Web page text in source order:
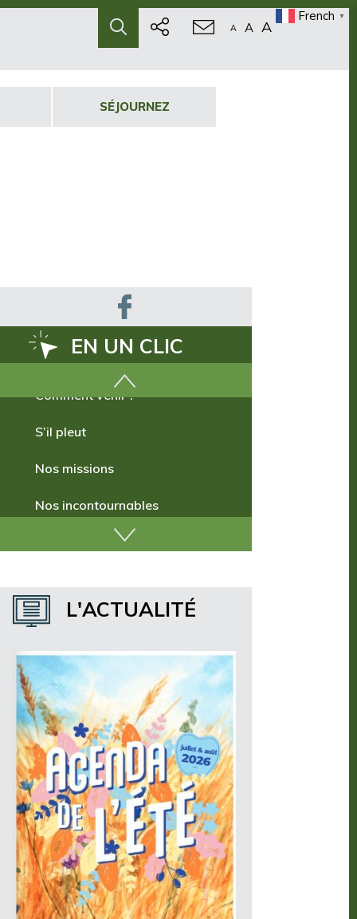
A A A
French ▼
SÉJOURNEZ
EN UN CLIC
Nos incontournables
Où dormir ?
L'ACTUALITÉ